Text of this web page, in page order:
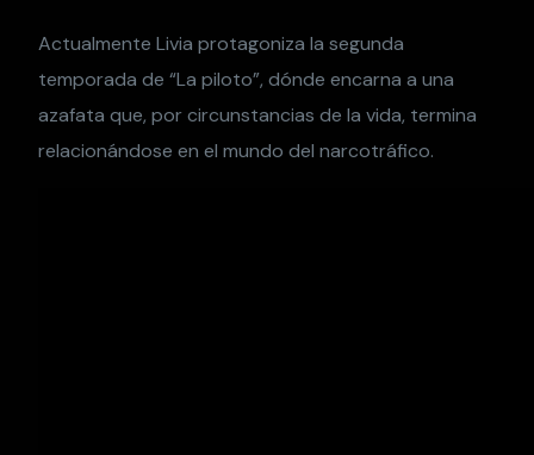
Actualmente Livia protagoniza la segunda
temporada de “La piloto”, dónde encarna a una
azafata que, por circunstancias de la vida, termina
relacionándose en el mundo del narcotráfico.